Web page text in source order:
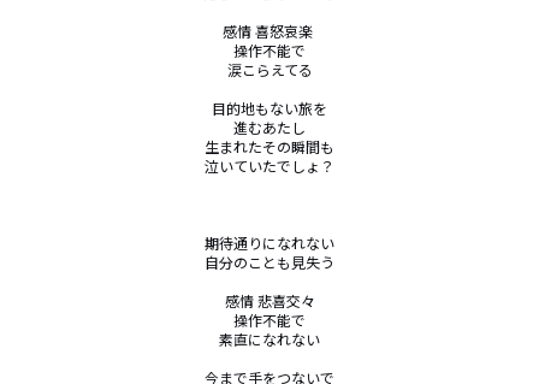
感情 喜怒哀楽
操作不能で
涙こらえてる
目的地もない旅を
進むあたし
生まれたその瞬間も
泣いていたでしょ？
期待通りになれない
自分のことも見失う
感情 悲喜交々
操作不能で
素直になれない
今まで手をつないで